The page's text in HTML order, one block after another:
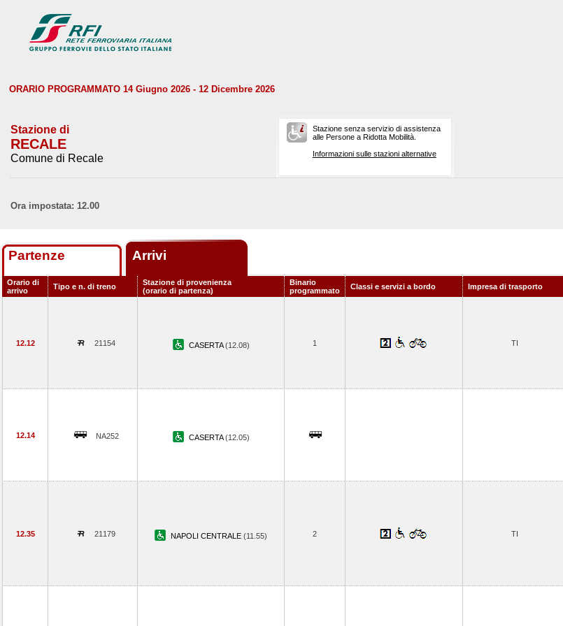
ORARIO PROGRAMMATO 14 Giugno 2026 - 12 Dicembre 2026
Stazione di
RECALE
Comune di Recale
Stazione senza servizio di assistenza
alle Persone a Ridotta Mobilità.
Informazioni sulle stazioni alternative
Ora impostata: 12.00
Partenze Arrivi
Orario di
arrivo
Tipo e n. di treno
Stazione di provenienza
(orario di partenza)
Binario
programmato
Classi e servizi a bordo Impresa di trasporto
12.12 21154 CASERTA(12.08) 1 TI
12.14 NA252 CASERTA(12.05)
12.35 21179 NAPOLI CENTRALE (11.55) 2 TI